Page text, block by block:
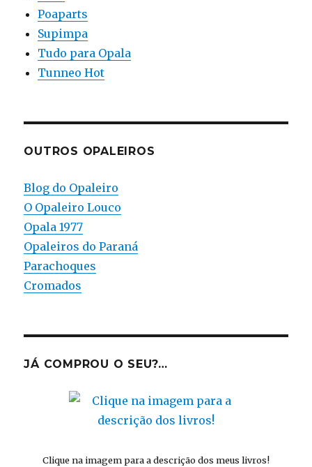
Poaparts
Supimpa
Tudo para Opala
Tunneo Hot
OUTROS OPALEIROS
Blog do Opaleiro
O Opaleiro Louco
Opala 1977
Opaleiros do Paraná
Parachoques
Cromados
JÁ COMPROU O SEU?…
Clique na imagem para a descrição dos meus livros!